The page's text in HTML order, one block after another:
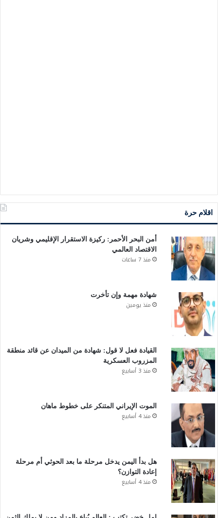
اقلام حرة
أمن البحر الأحمر: ركيزة الاستقرار الإقليمي وشريان
الاقتصاد العالمي
منذ 7 ساعات
شهادة مهمة وإن تأخرت
منذ يومين
القيادة فعل لا قول: شهادة من الميدان عن قائد منطقة
المزروب العسكرية
منذ 3 أسابيع
الموت الإيراني المتنكر على خطوط ماهان
منذ 4 أسابيع
هل بدأ اليمن يدخل مرحلة ما بعد الحوثي أم مرحلة
إعادة التوازن؟
منذ 4 أسابيع